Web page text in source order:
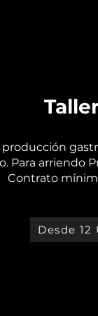
producción
Para arriendo
Contrato
Desde 12